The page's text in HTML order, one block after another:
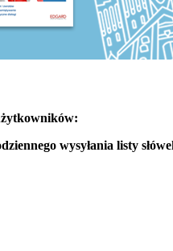
wysyłania listy